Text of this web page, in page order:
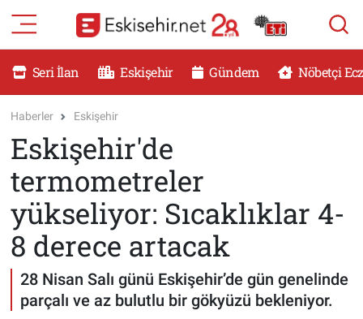
Seri İlan Eskişehir Gündem Nöbetçi
Haberler Eskişehir
Eskişehir'de
termometreler
yükseliyor: Sıcaklıklar 4-
8 derece artacak
28 Nisan Salı günü Eskişehir’de gün genelinde
parçalı ve az bulutlu bir gökyüzü bekleniyor.
RESMİ İLANLAR
DÜNYA
SAĞLIK
MAGAZİN
KADIN
TEKNOLOJİ
Eskişehir Nöbetçi Eczaneler
Eskişehir Namaz Vakitleri
Eskişehir Trafik Yoğunluk Haritası
Süper Lig Puan Durumu ve Fikstür
Tüm Manşetler
Son Dakika Haberleri